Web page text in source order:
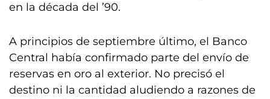
en la década del ’90.
A principios de septiembre último, el Banco
Central había confirmado parte del envío de
reservas en oro al exterior. No precisó el
destino ni la cantidad aludiendo a razones de